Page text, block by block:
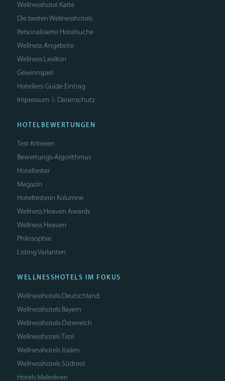
Wellnesshotel Karte
Die besten Wellnesshotels
Personalisierte Hotelsuche
Wellness Angebote
Wellness Lexikon
Gewinnspiel
Hoteliers: Guide Eintrag
Impressum & Datenschutz
HOTELBEWERTUNGEN
Test-Kriterien
Bewertungs-Algorithmus
Hoteltester
Magazin
Hoteltesterin Kolumne
Wellness Heaven Awards
Wellness Heaven
Philosophie
Listing Varianten
WELLNESSHOTELS IM FOKUS
Wellnesshotels Deutschland
Wellnesshotels Bayern
Wellnesshotels Österreich
Wellnesshotels Tirol
Wellnesshotels Italien
Wellnesshotels Südtirol
Hotels Malediven